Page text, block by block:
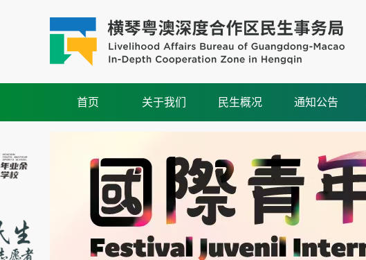
首页 关于我们 民生概况 通知公告